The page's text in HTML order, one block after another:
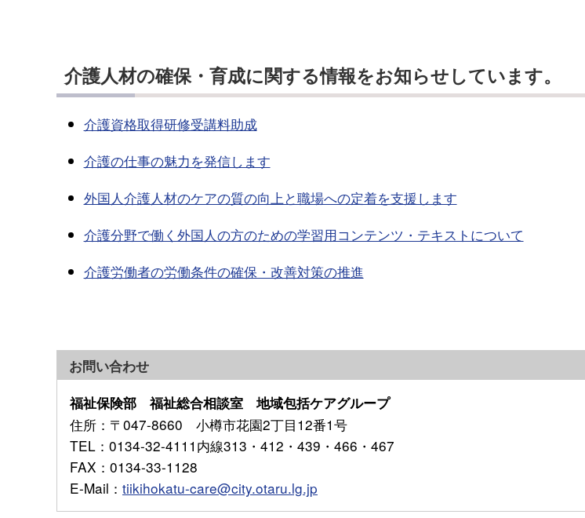
介護人材の確保・育成に関する情報をお知らせしています。
介護資格取得研修受講料助成
介護の仕事の魅力を発信します
外国人介護人材のケアの質の向上と職場への定着を支援します
介護分野で働く外国人の方のための学習用コンテンツ・テキストについて
介護労働者の労働条件の確保・改善対策の推進
お問い合わせ
福祉保険部 福祉総合相談室 地域包括ケアグループ
住所 ：〒047-8660 小樽市花園2丁目12番1号
TEL ：0134-32-4111内線313・412・439・466・467
FAX ：0134-33-1128
E-Mail ： tiikihokatu-care@city.otaru.lg.jp